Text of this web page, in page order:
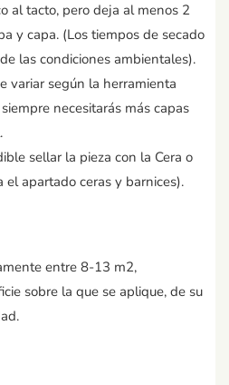
al tacto, pero deja al menos 2
y capa. (Los tiempos de secado
las condiciones ambientales).
variar según la herramienta
necesitarás más capas
sellar la pieza con la Cera o
apartado ceras y barnices).
entre 8-13 m2,
sobre la que se aplique, de su